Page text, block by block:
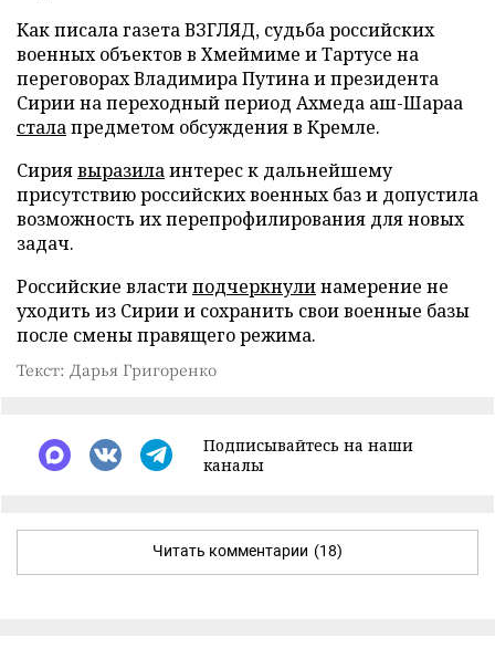
Как писала газета ВЗГЛЯД, судьба российских
военных объектов в Хмеймиме и Тартусе на
переговорах Владимира Путина и президента
Сирии на переходный период Ахмеда аш-Шараа
сталапредметом обсуждения в Кремле.
Сириявыразилаинтерес к дальнейшему
присутствию российских военных баз и допустила
возможность их перепрофилирования для новых
задач.
Российские властиподчеркнулинамерение не
уходить из Сирии и сохранить свои военные базы
после смены правящего режима.
Текст: Дарья Григоренко
Подписывайтесь на наши
каналы
Читать комментарии (18)